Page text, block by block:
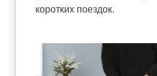
коротких поездок.